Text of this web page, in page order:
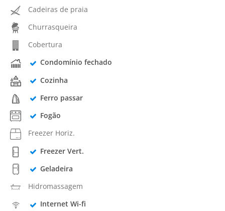
Cadeiras de praia
Churrasqueira
Cobertura
Condomínio fechado
Cozinha
Ferro passar
Fogão
Freezer Horiz.
Freezer Vert.
Geladeira
Hidromassagem
Internet Wi-fi